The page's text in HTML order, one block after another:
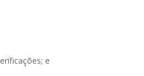
e